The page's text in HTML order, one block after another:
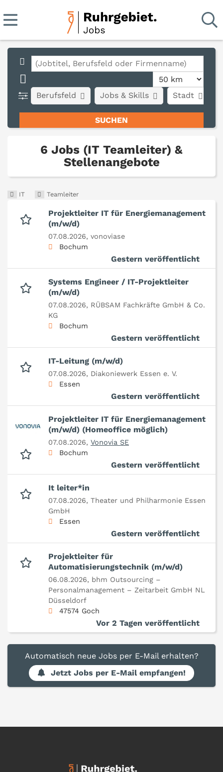
Stadt
Berufsfeld Jobs & Skills
6 Jobs (IT Teamleiter) &
Stellenangebote
IT Teamleiter
Projektleiter IT für Energiemanagement
(m/w/d)
07.08.2026, vonoviase
Bochum
Gestern veröffentlicht
Systems Engineer / IT-Projektleiter
(m/w/d)
07.08.2026, RÜBSAM Fachkräfte GmbH & Co.
KG
Bochum
Gestern veröffentlicht
IT-Leitung (m/w/d)
07.08.2026, Diakoniewerk Essen e. V.
Essen
Gestern veröffentlicht
Projektleiter IT für Energiemanagement
(m/w/d) (Homeoffice möglich)
07.08.2026, Vonovia SE
Bochum
Gestern veröffentlicht
It leiter*in
07.08.2026, Theater und Philharmonie Essen
GmbH
Essen
Gestern veröffentlicht
Projektleiter für
Automatisierungstechnik (m/w/d)
06.08.2026, bhm Outsourcing –
Personalmanagement – Zeitarbeit GmbH NL
Düsseldorf
47574 Goch
Vor 2 Tagen veröffentlicht
Automatisch neue Jobs per E-Mail erhalten?
Jetzt Jobs per E-Mail empfangen!